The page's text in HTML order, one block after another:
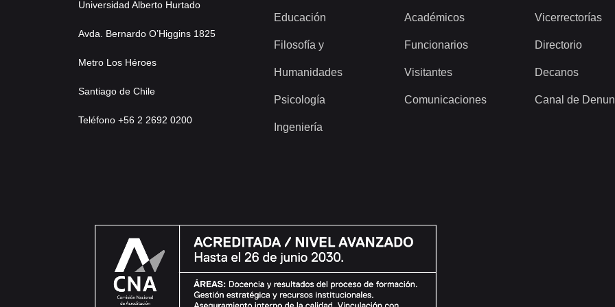
Universidad Alberto Hurtado
Avda. Bernardo O’Higgins 1825
Metro Los Héroes
Santiago de Chile
Teléfono +56 2 2692 0200
Educación
Filosofía y
Humanidades
Psicología
Ingeniería
Académicos
Funcionarios
Visitantes
Comunicaciones
Vicerrectorías
Directorio
Decanos
Canal de